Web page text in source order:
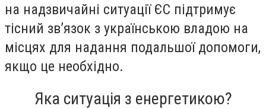
на надзвичайні ситуації ЄС підтримує
тісний зв’язок з українською владою на
місцях для надання подальшої допомоги,
якщо це необхідно.
Яка ситуація з енергетикою?